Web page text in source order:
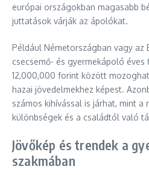
európai országokban magasabb
juttatások várják az ápolókat.
Például Németországban vagy az
csecsemő- és gyermekápoló
12,000,000 forint között
hazai jövedelmekhez képest.
számos kihívással is járhat, mint
különbségek és a családtól való
Jövőkép és trendek a
szakmában